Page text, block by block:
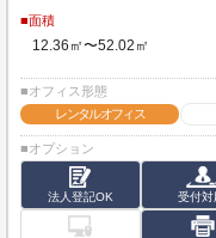
■面積
12.36㎡〜52.02㎡
■オフィス形態
レンタルオフィス
■オプション
法人登記OK 受付対